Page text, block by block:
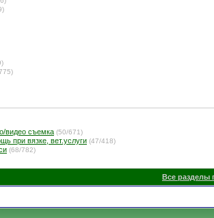
видео съемка (50/671)
при вязке, вет.услуги (47/418)
(68/782)
Все разделы